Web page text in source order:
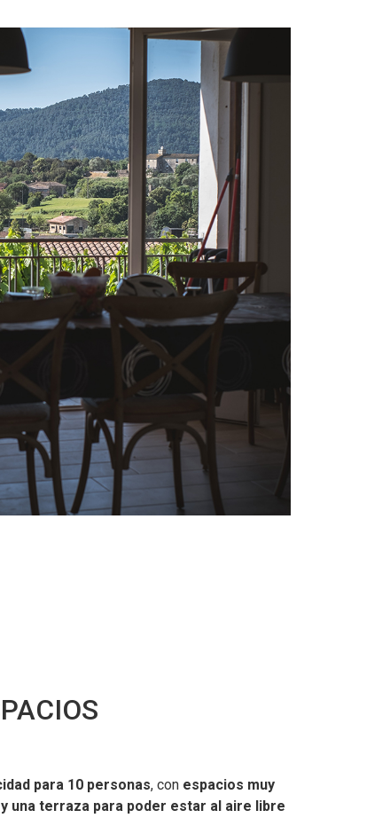
para 10 personas, con espacios muy
una terraza para poder estar al aire libre